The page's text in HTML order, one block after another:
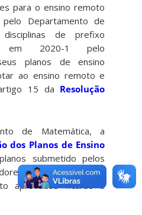
para o ensino remoto
Departamento de
de prefixo
em 2020-1 pelo
planos de ensino
ao ensino remoto e
15 da Resolução
de Matemática, a
dos Planos de Ensino
submetido pelos
das disciplina, os
aprovados ficarão a